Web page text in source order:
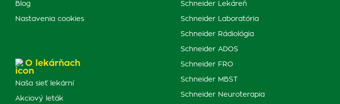
Blog
Nastavenia cookies
O lekárňach
Naša sieť lekární
Akciový leták
Schneider Lekáreň
Schneider Laboratória
Schneider Rádiológia
Schneider ADOS
Schneider FRO
Schneider MBST
Schneider Neuroterapia